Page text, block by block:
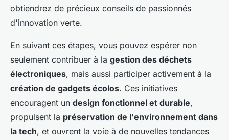
obtiendrez de précieux conseils de passionnés
d'innovation verte.
En suivant ces étapes, vous pouvez espérer non
seulement contribuer à la gestion des déchets
électroniques, mais aussi participer activement à la
création de gadgets écolos. Ces initiatives
encouragent un design fonctionnel et durable,
propulsent la préservation de l'environnement dans
la tech, et ouvrent la voie à de nouvelles tendances